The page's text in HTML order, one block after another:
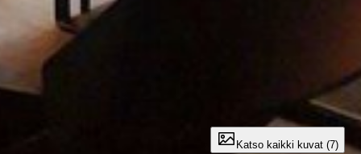
Katso kaikki kuvat (7)